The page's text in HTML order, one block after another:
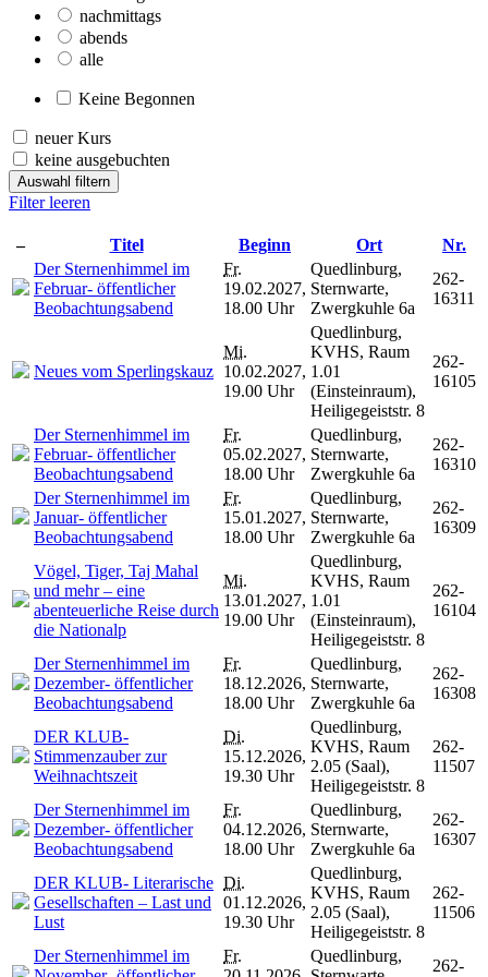
nachmittags
abends
alle
Keine Begonnen
neuer Kurs
keine ausgebuchten
Auswahl filtern
Filter leeren
– Titel Beginn Ort
Nr.
Der Sternenhimmel im
Februar- öffentlicher
Beobachtungsabend
Fr.
19.02.2027,
18.00 Uhr
Quedlinburg,
Sternwarte,
Zwergkuhle 6a
262-
16311
Neues vom Sperlingskauz
Mi.
10.02.2027,
19.00 Uhr
Quedlinburg,
KVHS, Raum
1.01
(Einsteinraum),
Heiligegeiststr. 8
262-
16105
Der Sternenhimmel im
Februar- öffentlicher
Beobachtungsabend
Fr.
05.02.2027,
18.00 Uhr
Quedlinburg,
Sternwarte,
Zwergkuhle 6a
262-
16310
Der Sternenhimmel im
Januar- öffentlicher
Beobachtungsabend
Fr.
15.01.2027,
18.00 Uhr
Quedlinburg,
Sternwarte,
Zwergkuhle 6a
262-
16309
Vögel, Tiger, Taj Mahal
und mehr – eine
abenteuerliche Reise durch
die Nationalp
Mi.
13.01.2027,
19.00 Uhr
Quedlinburg,
KVHS, Raum
1.01
(Einsteinraum),
Heiligegeiststr. 8
262-
16104
Der Sternenhimmel im
Dezember- öffentlicher
Beobachtungsabend
Fr.
18.12.2026,
18.00 Uhr
Quedlinburg,
Sternwarte,
Zwergkuhle 6a
262-
16308
DER KLUB-
Stimmenzauber zur
Weihnachtszeit
Di.
15.12.2026,
19.30 Uhr
Quedlinburg,
KVHS, Raum
2.05 (Saal),
Heiligegeiststr. 8
262-
11507
Der Sternenhimmel im
Dezember- öffentlicher
Beobachtungsabend
Fr.
04.12.2026,
18.00 Uhr
Quedlinburg,
Sternwarte,
Zwergkuhle 6a
262-
16307
DER KLUB- Literarische
Gesellschaften – Last und
Lust
Di.
01.12.2026,
19.30 Uhr
Quedlinburg,
KVHS, Raum
2.05 (Saal),
Heiligegeiststr. 8
262-
11506
Der Sternenhimmel im
Fr.
Quedlinburg,
262-